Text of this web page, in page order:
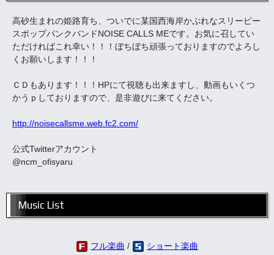
高砂生まれの姫路育ち、ついでに某国西海岸かぶれなスリーピー
スポップパンクバンドNOISE CALLS MEです。お気に召してい
ただければこれ幸い！！！ぼちぼち頑張っておりますのでよろし
くお願いします！！！
ＣＤもあります！！！HPにて視聴も出来ますし、動画もいくつ
かうｐしておりますので、是非遊びに来てください。
http://noisecallsme.web.fc2.com/
公式Twitterアカウント
@ncm_ofisyaru
Music List
フル楽曲 / ショート楽曲